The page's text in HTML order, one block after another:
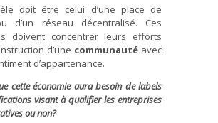
doit être celui d’une place de
d’un réseau décentralisé. Ces
doivent concentrer leurs efforts
d’une communauté avec
d’appartenance.
cette économie aura besoin de labels
visant à qualifier les entreprises
ou non?